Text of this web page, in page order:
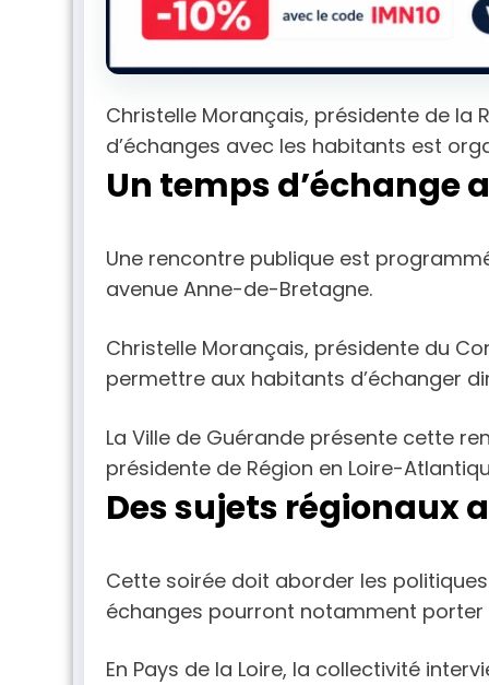
Christelle Morançais, présidente de la
d’échanges avec les habitants est
Un temps d’échange
Une rencontre publique est
avenue Anne-de-Bretagne.
Christelle Morançais, présidente du
permettre aux habitants d’échanger
La Ville de Guérande présente cette
présidente de Région en Loire-
Des sujets régionaux
Cette soirée doit aborder les
échanges pourront notamment porter
En Pays de la Loire, la collectivité